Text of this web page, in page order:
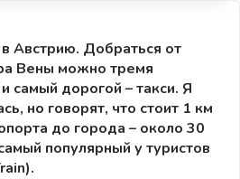
Австрию. Добраться от
Вены можно тремя
самый дорогой – такси. Я
но говорят, что стоит 1 км
до города – около 30
популярный у туристов